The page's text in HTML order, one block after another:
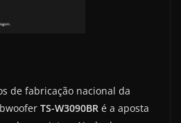
de fabricação nacional da
TS-W3090BR é a aposta